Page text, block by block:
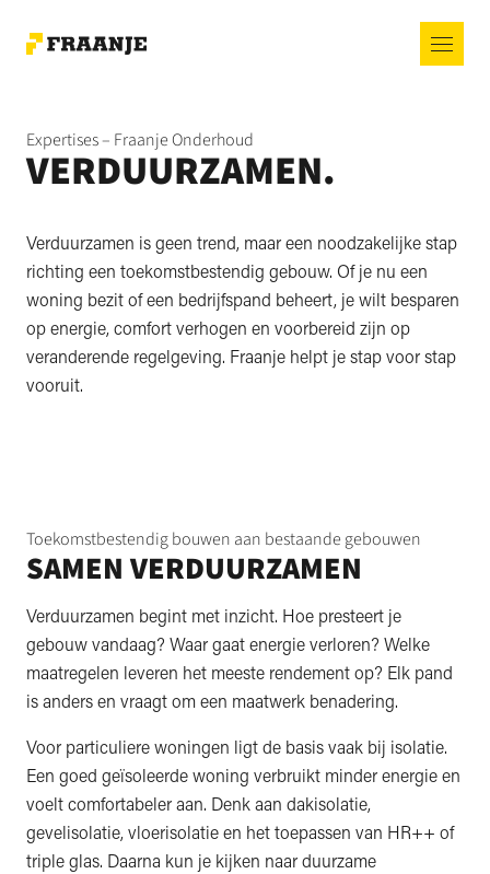
Expertises – Fraanje Onderhoud
VERDUURZAMEN.
Verduurzamen is geen trend, maar een noodzakelijke stap
richting een toekomstbestendig gebouw. Of je nu een
woning bezit of een bedrijfspand beheert, je wilt besparen
op energie, comfort verhogen en voorbereid zijn op
veranderende regelgeving. Fraanje helpt je stap voor stap
vooruit.
Toekomstbestendig bouwen aan bestaande gebouwen
SAMEN VERDUURZAMEN
Verduurzamen begint met inzicht. Hoe presteert je
gebouw vandaag? Waar gaat energie verloren? Welke
maatregelen leveren het meeste rendement op? Elk pand
is anders en vraagt om een maatwerk benadering.
Voor particuliere woningen ligt de basis vaak bij isolatie.
Een goed geïsoleerde woning verbruikt minder energie en
voelt comfortabeler aan. Denk aan dakisolatie,
gevelisolatie, vloerisolatie en het toepassen van HR++ of
triple glas. Daarna kun je kijken naar duurzame